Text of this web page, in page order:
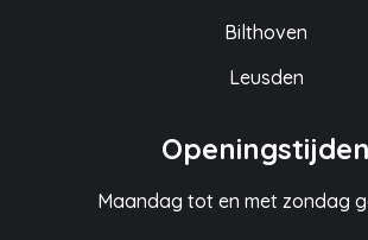
Bilthoven
Leusden
Openingstijden
Maandag tot en met zondag